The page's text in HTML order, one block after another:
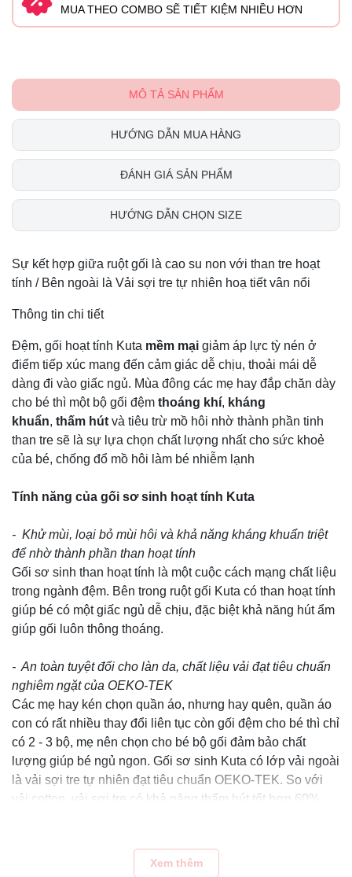
MUA THEO COMBO SẼ TIẾT KIỆM NHIỀU HƠN
MÔ TẢ SẢN PHẨM
HƯỚNG DẪN MUA HÀNG
ĐÁNH GIÁ SẢN PHẨM
HƯỚNG DẪN CHỌN SIZE
Sự kết hợp giữa ruột gối là cao su non với than tre hoạt
tính / Bên ngoài là Vải sợi tre tự nhiên hoạ tiết vân nổi
Thông tin chi tiết
​Đệm, gối hoạt tính Kuta mềm mại giảm áp lực tỳ nén ở
điểm tiếp xúc mang đến cảm giác dễ chịu, thoải mái dễ
dàng đi vào giấc ngủ. Mùa đông các mẹ hay đắp chăn dày
cho bé thì một bộ gối đệm thoáng khí, kháng
khuẩn, thấm hút và tiêu trừ mồ hôi nhờ thành phần tinh
than tre sẽ là sự lựa chọn chất lượng nhất cho sức khoẻ
của bé, chống đổ mồ hôi làm bé nhiễm lạnh
Tính năng của gối sơ sinh hoạt tính Kuta
- Khử mùi, loại bỏ mùi hôi và khả năng kháng khuẩn triệt
để nhờ thành phần than hoạt tính
Gối sơ sinh than hoạt tính là một cuộc cách mạng chất liệu
trong ngành đệm. Bên trong ruột gối Kuta có than hoạt tính
giúp bé có một giấc ngủ dễ chịu, đặc biệt khả năng hút ẩm
giúp gối luôn thông thoáng.
- An toàn tuyệt đối cho làn da, chất liệu vải đạt tiêu chuẩn
nghiêm ngặt của OEKO-TEK
Các mẹ hay kén chọn quần áo, nhưng hay quên, quần áo
con có rất nhiều thay đổi liên tục còn gối đệm cho bé thì chỉ
có 2 - 3 bộ, mẹ nên chọn cho bé bộ gối đảm bảo chất
lượng giúp bé ngủ ngon. Gối sơ sinh Kuta có lớp vải ngoài
là vải sợi tre tự nhiên đạt tiêu chuẩn OEKO-TEK. So với
vải cotton, vải sợi tre có khả năng thấm hút tốt hơn 60%
- Ruột đệm có cao su non + than tre hoạt tính giúp đệm có
Xem thêm